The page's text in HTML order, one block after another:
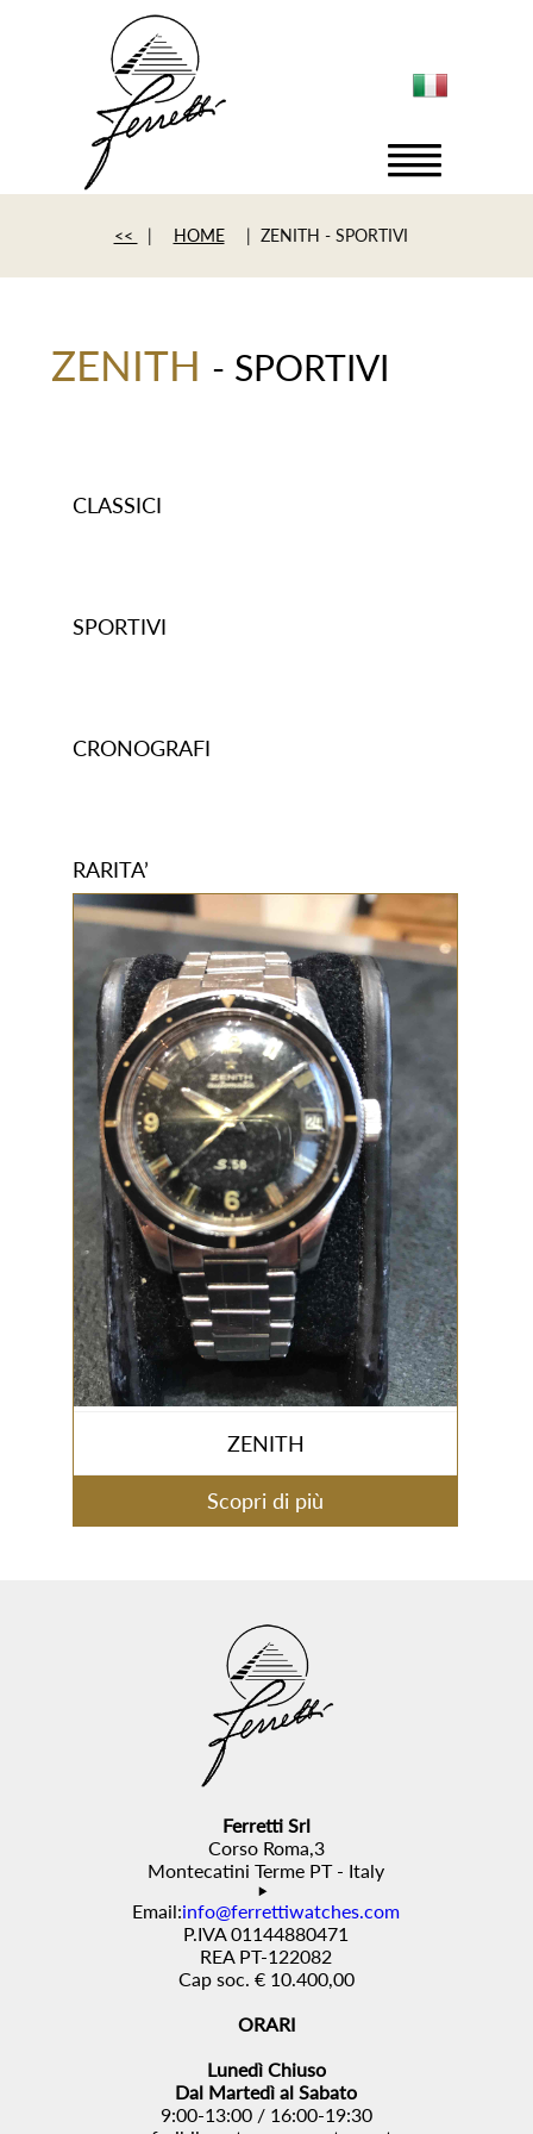
<< | HOME | ZENITH - SPORTIVI
ZENITH - SPORTIVI
CLASSICI
SPORTIVI
CRONOGRAFI
RARITA’
ZENITH
Scopri di più
Ferretti Srl
Corso Roma,3
Montecatini Terme PT - Italy
Email:info@ferrettiwatches.com
P.IVA 01144880471
REA PT-122082
Cap soc. € 10.400,00
ORARI
Lunedì Chiuso
Dal Martedì al Sabato
9:00-13:00 / 16:00-19:30